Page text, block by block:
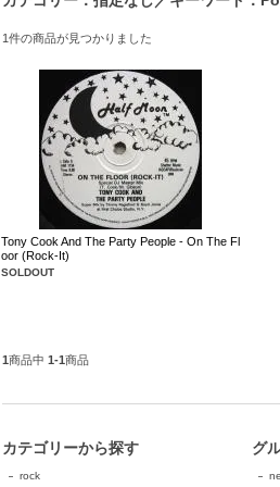
1件の商品が見つかりました
Tony Cook And The Party People - On The Fl
oor (Rock-It)
SOLDOUT
1商品中 1-1商品
カテゴリーから探す
rock
グ